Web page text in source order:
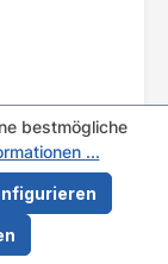
bestmögliche
...